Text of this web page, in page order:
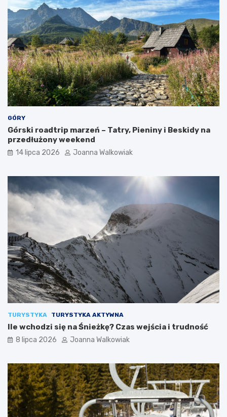
c
j
GÓRY
Górski roadtrip marzeń – Tatry, Pieniny i Beskidy na
przedłużony weekend
14 lipca 2026 Joanna Walkowiak
TURYSTYKA TURYSTYKA AKTYWNA
Ile wchodzi się na Śnieżkę? Czas wejścia i trudność
8 lipca 2026 Joanna Walkowiak